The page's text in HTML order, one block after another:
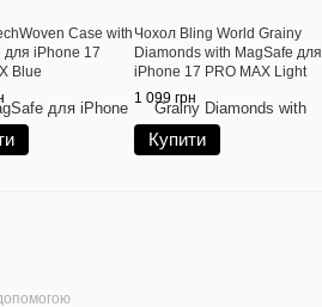
Case with
для iPhone 17
Blue
Чохол Bling World Grainy
Diamonds with MagSafe для
iPhone 17 PRO MAX Light
Pink
1 099 грн
Купити